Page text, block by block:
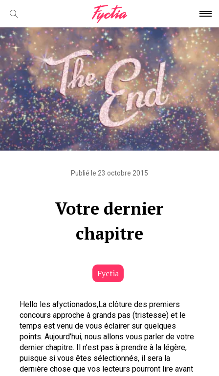
Votre dernier
chapitre
Fyctia
Hello les afyctionados,La clôture des premiers
concours approche à grands pas (tristesse) et le
temps est venu de vous éclairer sur quelques
points. Aujourd’hui, nous allons vous parler de votre
dernier chapitre. Il n’est pas à prendre à la légère,
puisque si vous êtes sélectionnés, il sera la
dernière chose que vos lecteurs pourront lire avant
Publié le 23 octobre 2015